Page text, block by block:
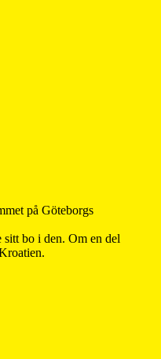
på Göteborgs
sitt bo i den. Om en del